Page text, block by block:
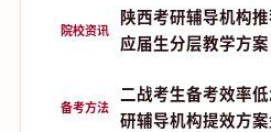
院校资讯
陕西考研辅导机构
应届生分层教学方案
备考方法
二战考生备考效率
研辅导机构提效方